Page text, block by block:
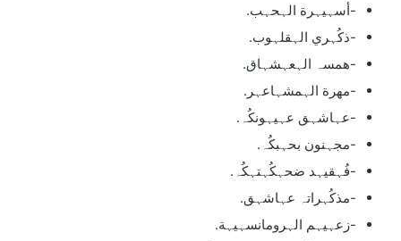
-أسہيہرة الہحہب.
-ذكُہري الہقلہوب.
-همسہ الہعہشہاق.
-مهرة الہمشہاعہر.
-عہاشہق عہيہونكُہ.
-مجہنون بحہبكُہ.
-فُہقيہد ضحہكُہتہكُہ.
-مذكُہراتہ عہاشہق.
-زعہيہم الہرومانسہيہة.